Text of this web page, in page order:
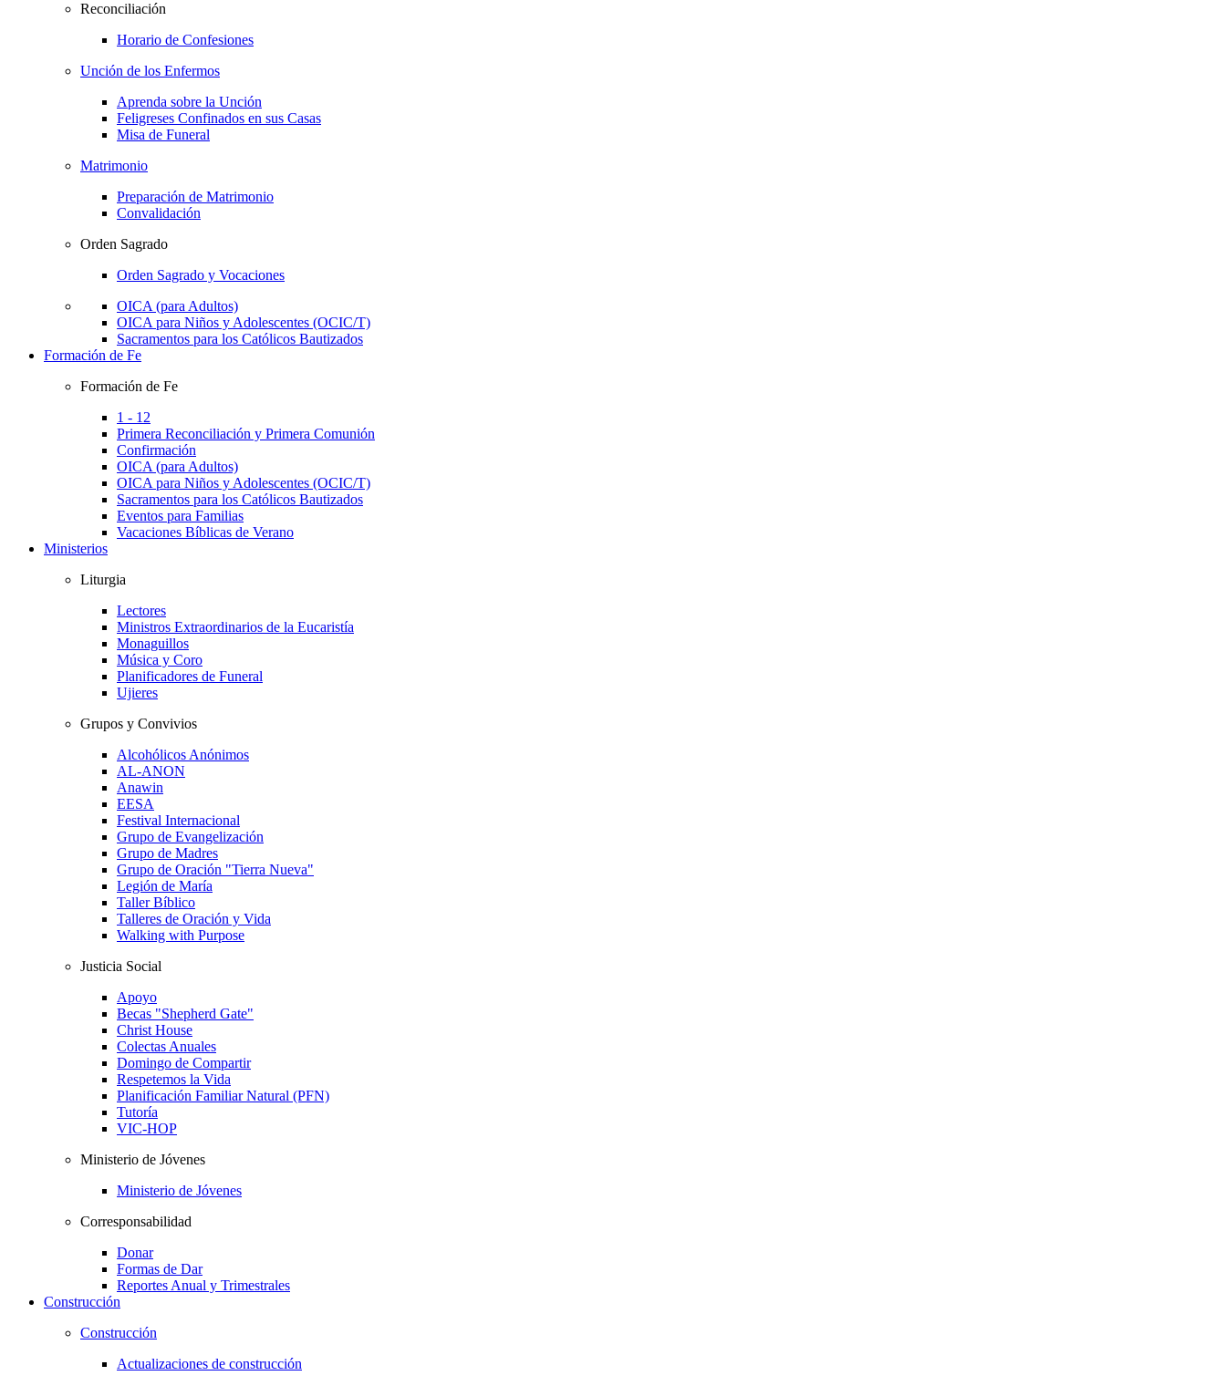
Reconciliación
Horario de Confesiones
Unción de los Enfermos
Aprenda sobre la Unción
Feligreses Confinados en sus Casas
Misa de Funeral
Matrimonio
Preparación de Matrimonio
Convalidación
Orden Sagrado
Orden Sagrado y Vocaciones
OICA (para Adultos)
OICA para Niños y Adolescentes (OCIC/T)
Sacramentos para los Católicos Bautizados
Formación de Fe
Formación de Fe
1 - 12
Primera Reconciliación y Primera Comunión
Confirmación
OICA (para Adultos)
OICA para Niños y Adolescentes (OCIC/T)
Sacramentos para los Católicos Bautizados
Eventos para Familias
Vacaciones Bíblicas de Verano
Ministerios
Liturgia
Lectores
Ministros Extraordinarios de la Eucaristía
Monaguillos
Música y Coro
Planificadores de Funeral
Ujieres
Grupos y Convivios
Alcohólicos Anónimos
AL-ANON
Anawin
EESA
Festival Internacional
Grupo de Evangelización
Grupo de Madres
Grupo de Oración "Tierra Nueva"
Legión de María
Taller Bíblico
Talleres de Oración y Vida
Walking with Purpose
Justicia Social
Apoyo
Becas "Shepherd Gate"
Christ House
Colectas Anuales
Domingo de Compartir
Respetemos la Vida
Planificación Familiar Natural (PFN)
Tutoría
VIC-HOP
Ministerio de Jóvenes
Ministerio de Jóvenes
Corresponsabilidad
Donar
Formas de Dar
Reportes Anual y Trimestrales
Construcción
Construcción
Actualizaciones de construcción